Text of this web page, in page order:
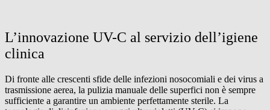
L’innovazione UV-C al servizio dell’igiene
clinica
Di fronte alle crescenti sfide delle infezioni nosocomiali e dei virus a
trasmissione aerea, la pulizia manuale delle superfici non è sempre
sufficiente a garantire un ambiente perfettamente sterile. La